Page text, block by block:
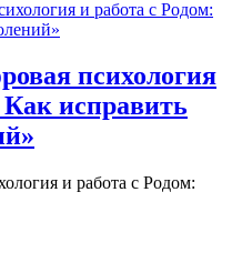
психология
исправить
и работа с Родом: